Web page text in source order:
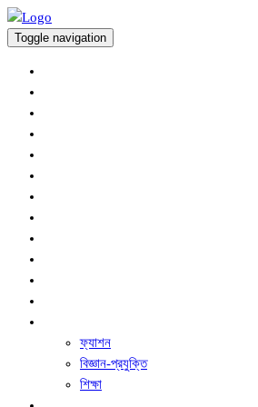
Toggle navigation
ফ্যাশন
বিজ্ঞান-প্রযুক্তি
শিক্ষা